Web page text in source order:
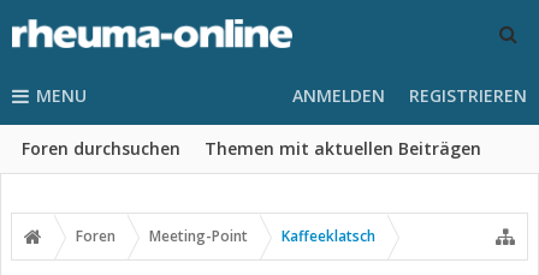
MENU
Foren durchsuchen Themen mit aktuellen Beiträgen
ANMELDEN REGISTRIEREN
Foren Meeting-Point Kaffeeklatsch